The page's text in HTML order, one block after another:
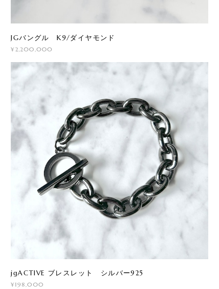
JGバングル K9/ダイヤモンド
¥2,200,000
jgACTIVE ブレスレット シルバー925
¥198,000